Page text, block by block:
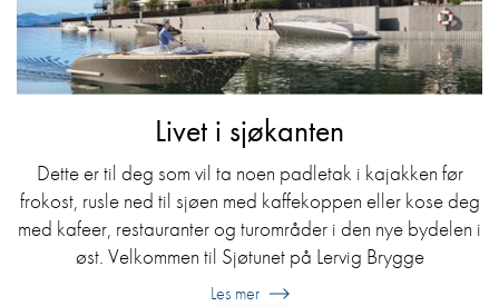
Livet i sjøkanten
Dette er til deg som vil ta noen padletak i kajakken før
frokost, rusle ned til sjøen med kaffekoppen eller kose deg
med kafeer, restauranter og turområder i den nye bydelen i
øst. Velkommen til Sjøtunet på Lervig Brygge
Les mer